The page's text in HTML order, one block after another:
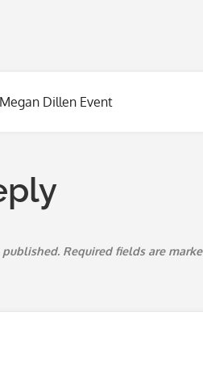
Dillen Event
published. Required fields are